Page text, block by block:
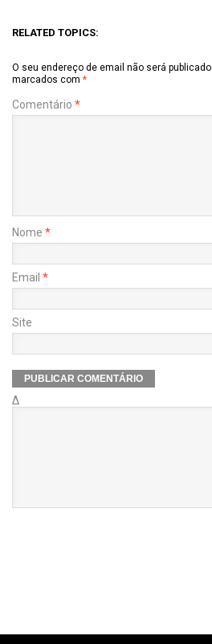
RELATED TOPICS:
O seu endereço de email não será publicado.
marcados com *
Comentário *
Nome *
Email *
Site
Δ